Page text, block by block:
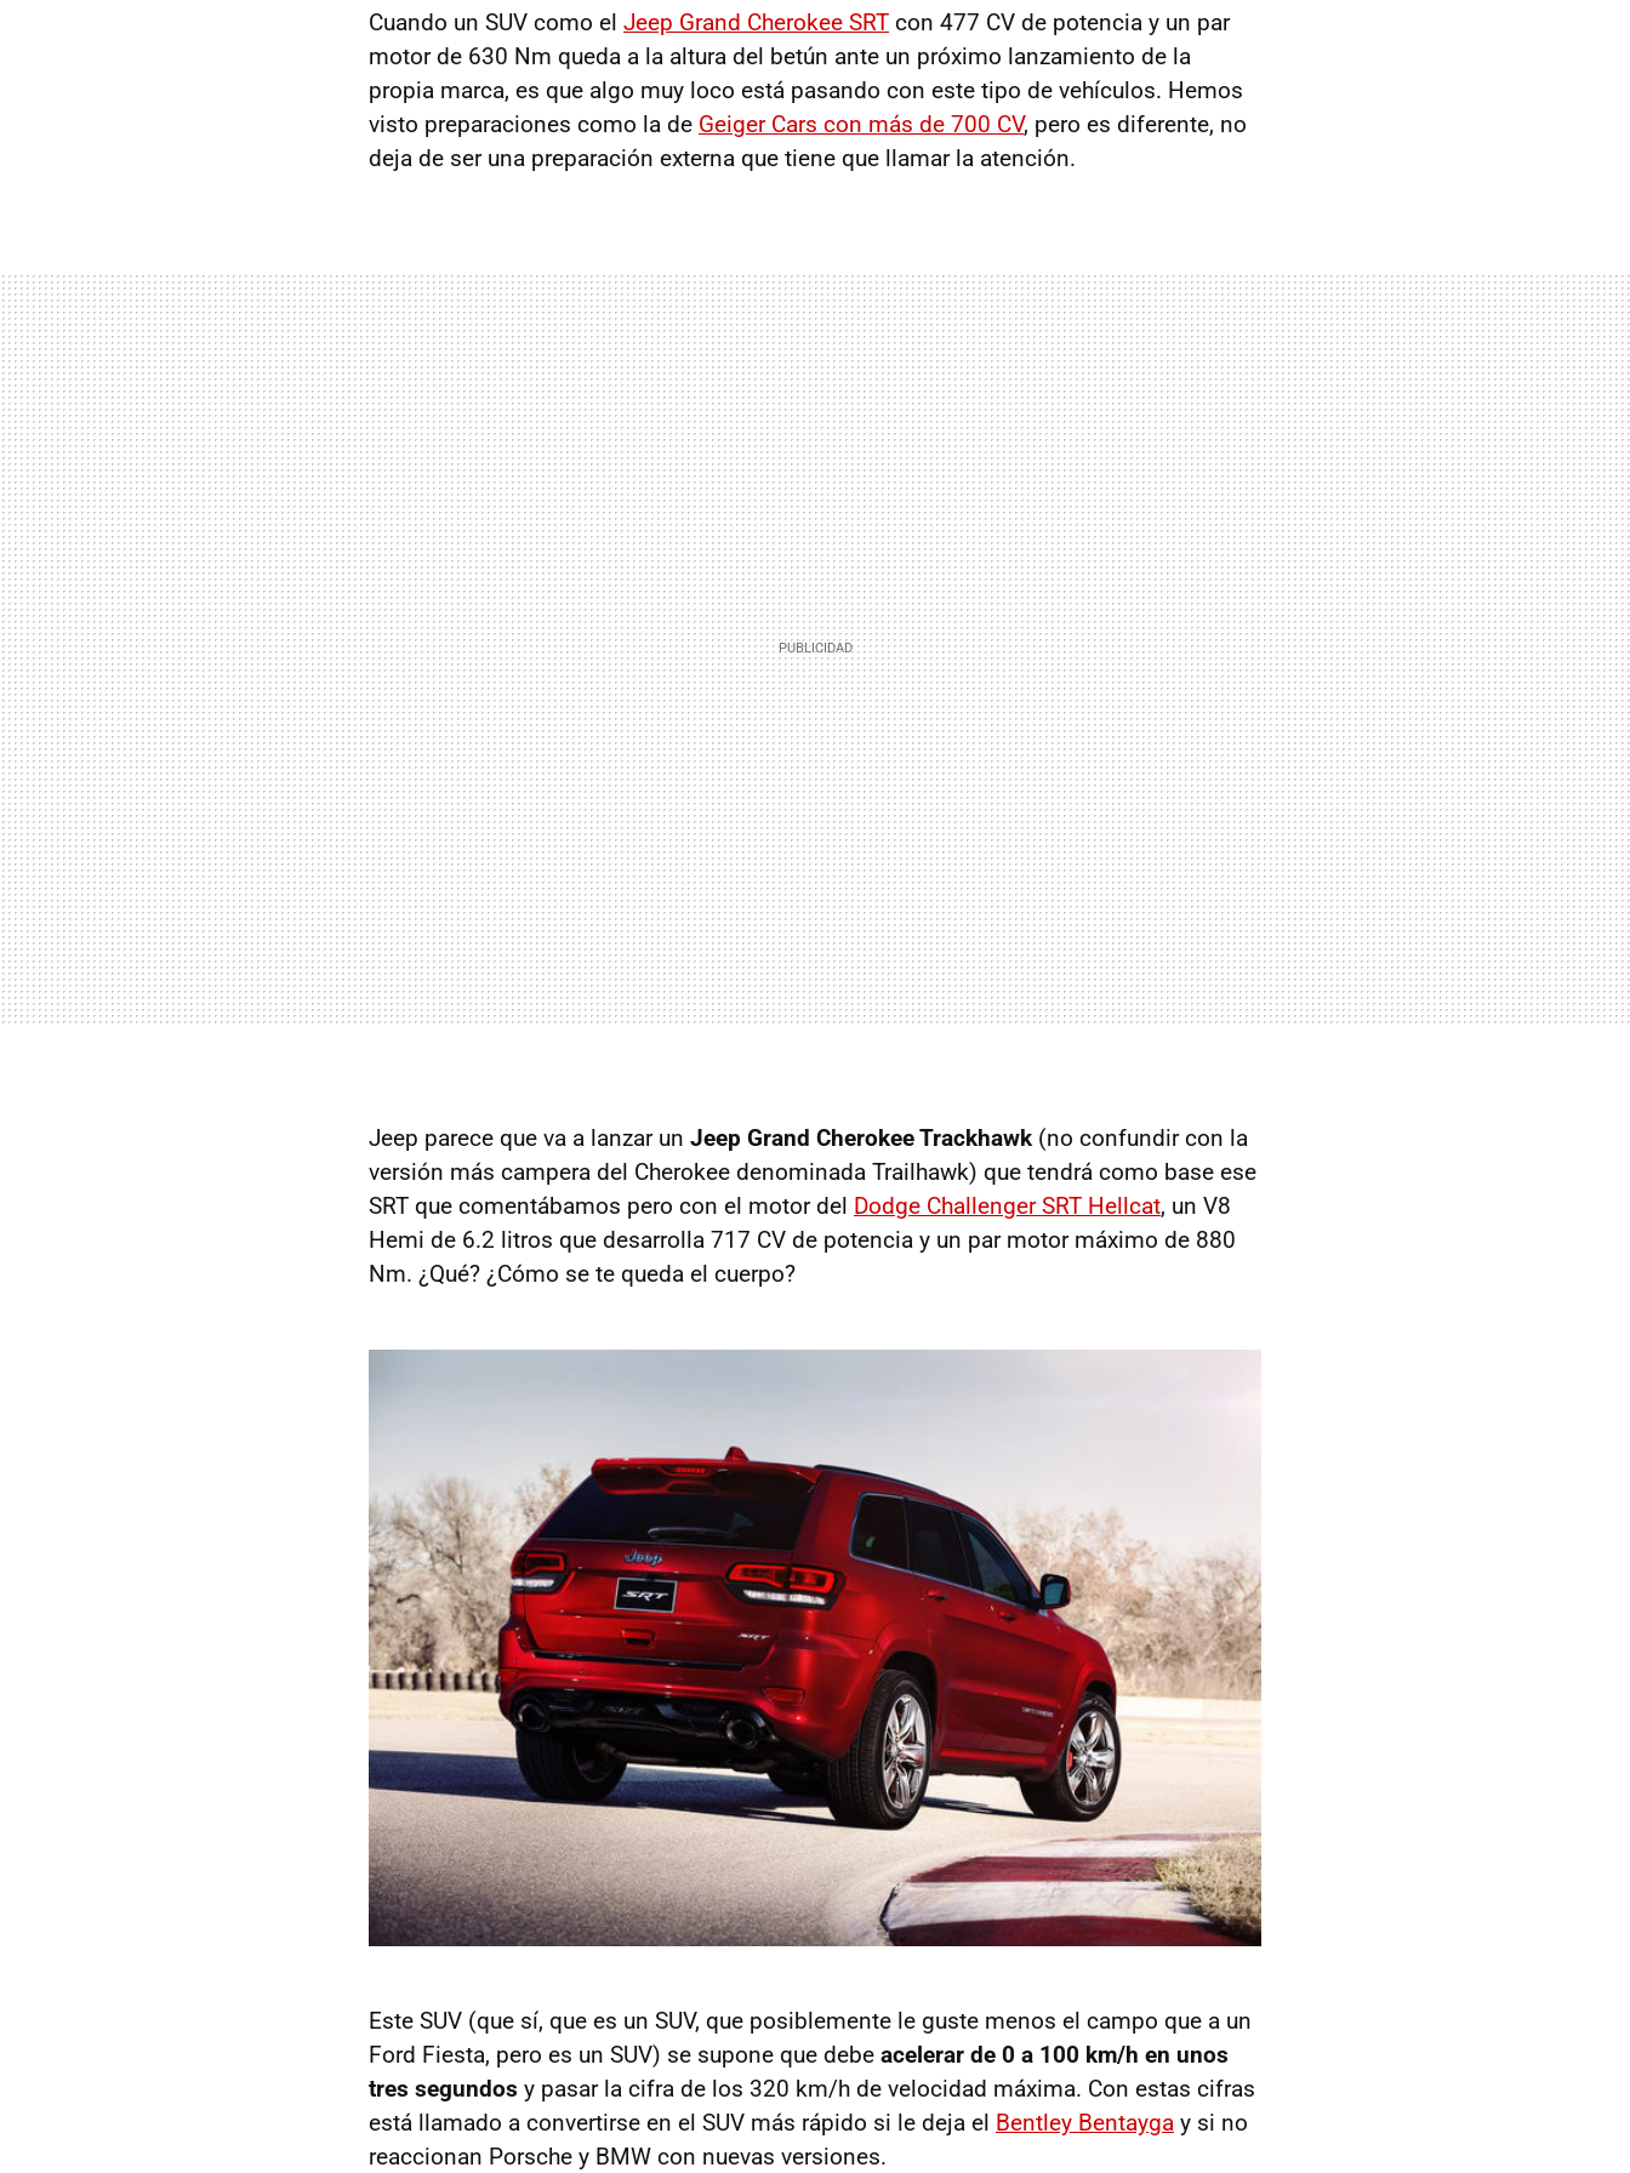
Cuando un SUV como el Jeep Grand Cherokee SRT con 477 CV de potencia y un par
motor de 630 Nm queda a la altura del betún ante un próximo lanzamiento de la
propia marca, es que algo muy loco está pasando con este tipo de vehículos. Hemos
visto preparaciones como la de Geiger Cars con más de 700 CV, pero es diferente, no
deja de ser una preparación externa que tiene que llamar la atención.
Jeep parece que va a lanzar un Jeep Grand Cherokee Trackhawk (no confundir con la
versión más campera del Cherokee denominada Trailhawk) que tendrá como base ese
SRT que comentábamos pero con el motor del Dodge Challenger SRT Hellcat, un V8
Hemi de 6.2 litros que desarrolla 717 CV de potencia y un par motor máximo de 880
Nm. ¿Qué? ¿Cómo se te queda el cuerpo?
Este SUV (que sí, que es un SUV, que posiblemente le guste menos el campo que a un
Ford Fiesta, pero es un SUV) se supone que debe acelerar de 0 a 100 km/h en unos
tres segundos y pasar la cifra de los 320 km/h de velocidad máxima. Con estas cifras
está llamado a convertirse en el SUV más rápido si le deja el Bentley Bentayga y si no
reaccionan Porsche y BMW con nuevas versiones.